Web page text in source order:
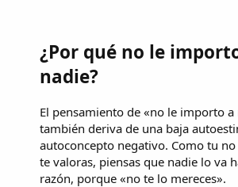
¿Por qué no le
nadie?
El pensamiento de «no le importo a
también deriva de una baja
autoconcepto negativo. Como tu no
te valoras, piensas que nadie lo va
razón, porque «no te lo mereces».